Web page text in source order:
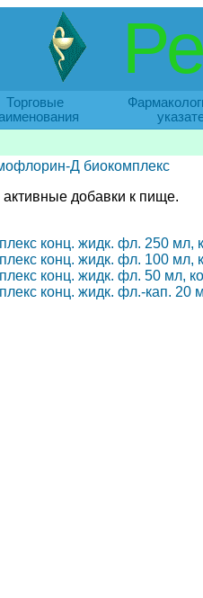
Торговые
Д биокомплекс
активные добавки к пище.
конц. жидк. фл. 250 мл,
конц. жидк. фл. 100 мл,
конц. жидк. фл. 50 мл,
конц. жидк. фл.-кап. 20